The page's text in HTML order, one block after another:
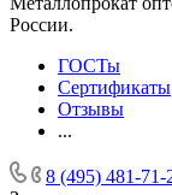
России.
ГОСТы
Сертификаты
Отзывы
...
8 (495) 481-71-